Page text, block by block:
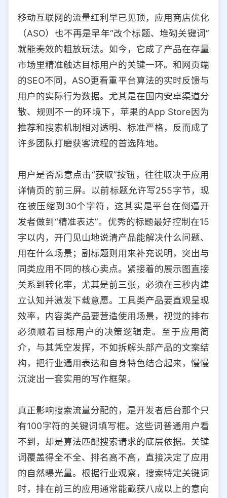
iOS Android PC 其他
选择允许访问的平台类型
移动互联网的流量红利早已见顶，应用商店优化
（ASO）也不再是早年“改个标题、堆砌关键词”
就能奏效的粗放玩法。如今，它成了产品在存量
市场里精准触达目标用户的关键一环。和网页端
的SEO不同，ASO更看重平台算法的实时反馈与
用户的实际行为数据。尤其是在国内安卓渠道分
散、规则不一的环境下，苹果的App Store因为
推荐和搜索机制相对透明、标准严格，反而成了
许多团队打磨获客流程的首选阵地。
用户是否愿意点击“获取”按钮，往往取决于应用
详情页的前三屏。以前标题允许写255字节，现
在被压缩到30个字符，这其实是平台在倒逼开
发者做到“精准表达”。优秀的标题最好控制在15
字以内，开门见山地说清产品能解决什么问题、
用在什么场景；副标题则用来补充说明，突出与
同类应用不同的核心卖点。紧接着的展示图直接
关系到转化率，尤其是前三张，必须在三秒内建
立认知并激发下载意愿。工具类产品要直观呈现
效率，内容类产品要营造使用场景，视觉的排布
必须顺着目标用户的决策逻辑走。至于应用简
介，与其凭空发挥，不如拆解头部产品的文案结
构，把行业通用表达和自身特色结合起来，慢慢
沉淀出一套实用的写作框架。
真正影响搜索流量分配的，是开发者后台那个只
有100字符的关键词填写框。这些词普通用户看
不到，却是算法匹配搜索请求的底层依据。关键
词覆盖得全不全、排名高不高，直接决定了应用
的自然曝光量。根据行业观察，搜索特定关键词
时，排在前三的应用通常能截获八成以上的意向